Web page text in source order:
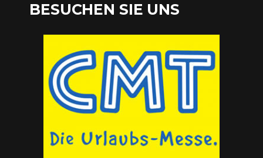
BESUCHEN SIE UNS